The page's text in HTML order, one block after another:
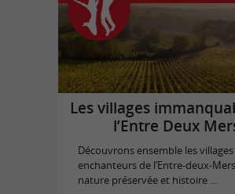
Les villages
l’Entre Deux
Découvrons ensemble les villages
enchanteurs de l’Entre-deux-
nature préservée et histoire ...